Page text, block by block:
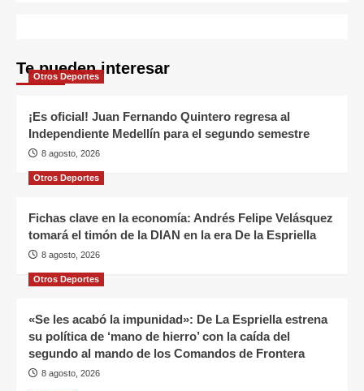
Te pueden interesar
Otros Deportes
¡Es oficial! Juan Fernando Quintero regresa al
Independiente Medellín para el segundo semestre
8 agosto, 2026
Otros Deportes
Fichas clave en la economía: Andrés Felipe Velásquez
tomará el timón de la DIAN en la era De la Espriella
8 agosto, 2026
Otros Deportes
«Se les acabó la impunidad»: De La Espriella estrena
su política de ‘mano de hierro’ con la caída del
segundo al mando de los Comandos de Frontera
8 agosto, 2026